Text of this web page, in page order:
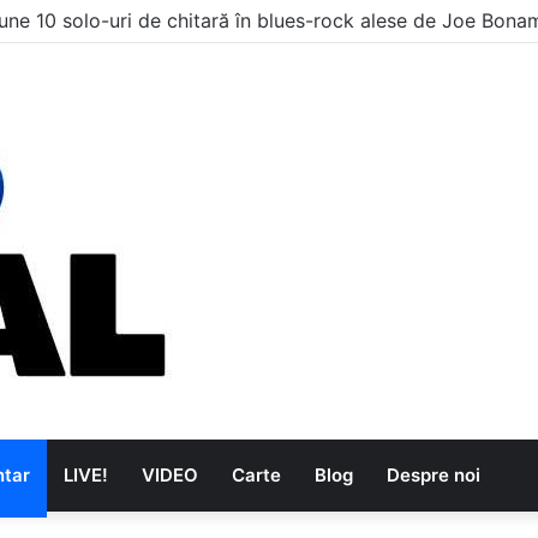
10 solo-uri de chitară în blues-rock alese de Joe
LIVE! VIDEO Carte Blog Despre noi